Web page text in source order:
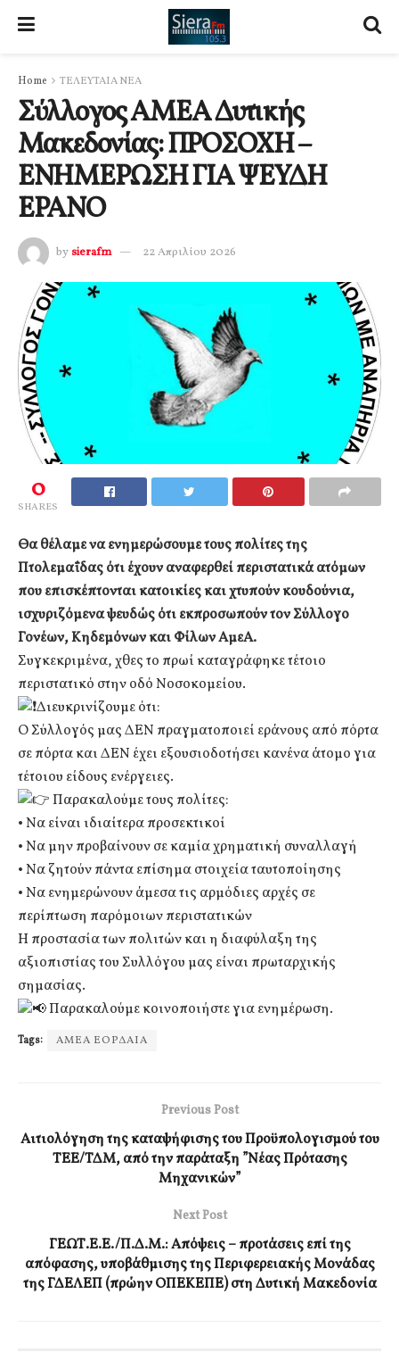
Home ΤΕΛΕΥΤΑΙΑ ΝΕΑ
Σύλλογος ΑΜΕΑ Δυτικής
Μακεδονίας: ΠΡΟΣΟΧΗ –
ΕΝΗΜΕΡΩΣΗ ΓΙΑ ΨΕΥΔΗ
ΕΡΑΝΟ
by sierafm 22 Απριλίου 2026
0
SHARES
Θα θέλαμε να ενημερώσουμε τους πολίτες της
Πτολεμαΐδας ότι έχουν αναφερθεί περιστατικά ατόμων
που επισκέπτονται κατοικίες και χτυπούν κουδούνια,
ισχυριζόμενα ψευδώς ότι εκπροσωπούν τον Σύλλογο
Γονέων, Κηδεμόνων και Φίλων ΑμεΑ.
Συγκεκριμένα, χθες το πρωί καταγράφηκε τέτοιο
περιστατικό στην οδό Νοσοκομείου.
Διευκρινίζουμε ότι:
Ο Σύλλογός μας ΔΕΝ πραγματοποιεί εράνους από πόρτα
σε πόρτα και ΔΕΝ έχει εξουσιοδοτήσει κανένα άτομο για
τέτοιου είδους ενέργειες.
Παρακαλούμε τους πολίτες:
• Να είναι ιδιαίτερα προσεκτικοί
• Να μην προβαίνουν σε καμία χρηματική συναλλαγή
• Να ζητούν πάντα επίσημα στοιχεία ταυτοποίησης
• Να ενημερώνουν άμεσα τις αρμόδιες αρχές σε
περίπτωση παρόμοιων περιστατικών
Η προστασία των πολιτών και η διαφύλαξη της
αξιοπιστίας του Συλλόγου μας είναι πρωταρχικής
σημασίας.
Παρακαλούμε κοινοποιήστε για ενημέρωση.
Tags: ΑΜΕΑ ΕΟΡΔΑΙΑ
Previous Post
Αιτιολόγηση της καταψήφισης του Προϋπολογισμού του
ΤΕΕ/ΤΔΜ, από την παράταξη ”Νέας Πρότασης
Μηχανικών”
Next Post
ΓΕΩΤ.Ε.Ε./Π.Δ.Μ.: Απόψεις – προτάσεις επί της
απόφασης, υποβάθμισης της Περιφερειακής Μονάδας
της ΓΔΕΛΕΠ (πρώην ΟΠΕΚΕΠΕ) στη Δυτική Μακεδονία